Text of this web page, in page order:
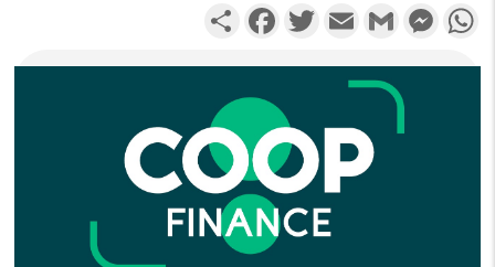
PartagerFacebookTwitterEmail Gmail